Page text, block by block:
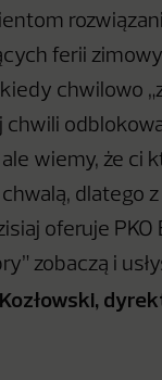
ferii
chwilowo
chwili
wiemy, że ci
dlatego
oferuje PKO
zobaczą i